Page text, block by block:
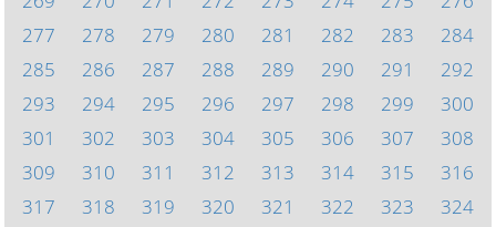
277
278 279 280 281 282 283
284
285
286 287 288 289 290 291
292
293
294 295 296 297 298 299
300
301
302 303 304 305 306 307
308
309
310 311 312 313 314 315
316
317
318 319 320 321 322 323
324